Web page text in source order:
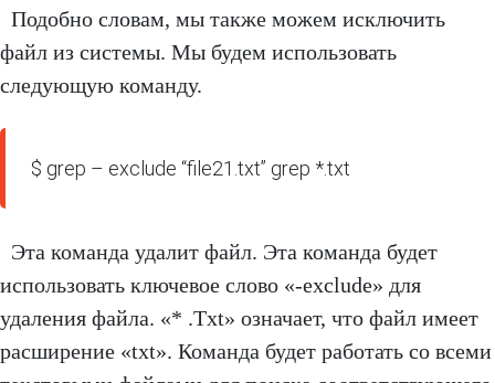
Подобно словам, мы также можем исключить
файл из системы. Мы будем использовать
следующую команду.
$ grep – exclude “file21.txt” grep *.txt
Эта команда удалит файл. Эта команда будет
использовать ключевое слово «-exclude» для
удаления файла. «* .Txt» означает, что файл имеет
расширение «txt». Команда будет работать со всеми